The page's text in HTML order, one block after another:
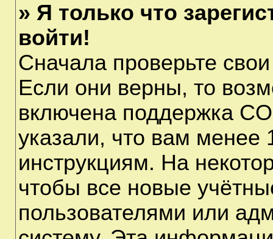
» Я только что
войти!
Сначала проверьте
Если они верны, то
включена поддержка
указали, что вам менее
инструкциям. На
чтобы все новые
пользователями или